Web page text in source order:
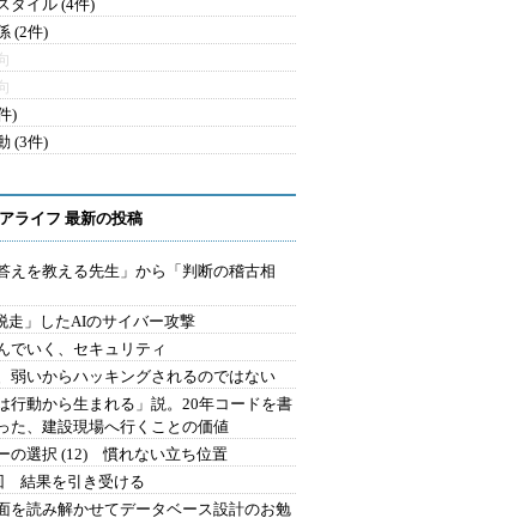
タイル (4件)
(2件)
)
(3件)
ライフ 最新の投稿
えを教える先生」から「判断の稽古相
走」したAIのサイバー攻撃
でいく、セキュリティ
弱いからハッキングされるのではない
行動から生まれる」説。20年コードを書
た、建設現場へ行くことの価値
の選択 (12) 慣れない立ち位置
結果を引き受ける
を読み解かせてデータベース設計のお勉